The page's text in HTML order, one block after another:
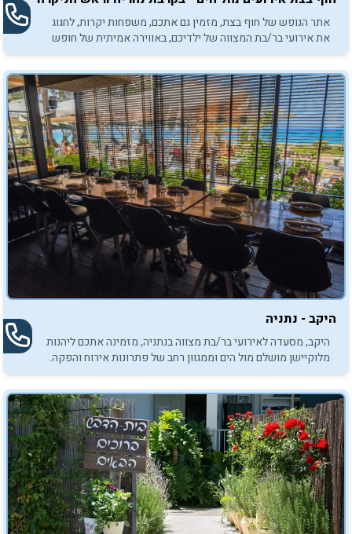
אתר הנופש של חוף בצת, מזמין גם אתכם, משפחות יקרות, לחגוג
את אירועי בר/בת המצווה של ילדיכם, באווירה אמיתית של חופש
על קו המים.
היקב - נתניה
היקב, מסעדה לאירועי בר/בת מצווה בנתניה, מזמינה אתכם ליהנות
מלוקיישן מושלם מול הים וממגוון רחב של פתרונות אירוח והפקה.